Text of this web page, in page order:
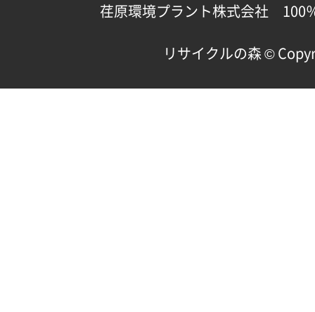
荏原環境プラント株式会社 100
リサイクルの森 ©